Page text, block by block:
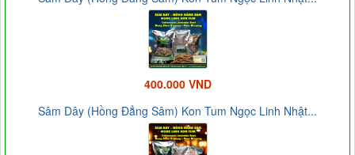
400.000 VND
Sâm Dây (Hồng Đẳng Sâm) Kon Tum Ngọc Linh Nhật...